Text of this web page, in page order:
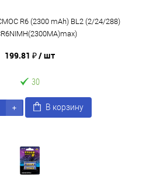
R6 (2300 mAh) BL2 (2/24/288)
199.81 ₽/ шт
30
В корзину